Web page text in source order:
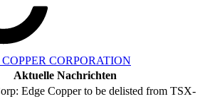
CORPORATION
Aktuelle Nachrichten
Edge Copper to be delisted from TSX-